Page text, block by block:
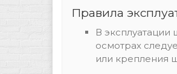
Правила
В
осмотрах
или крепления